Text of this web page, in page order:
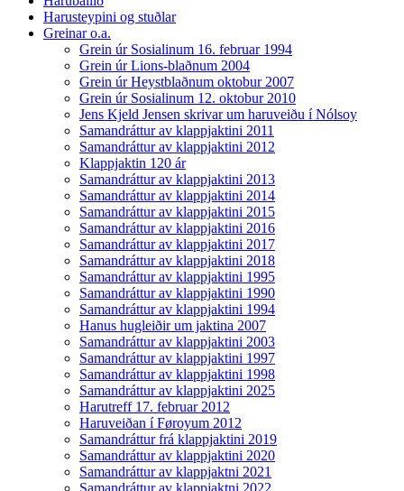
Harusteypini og stuðlar
Greinar o.a.
Grein úr Sosialinum 16. februar 1994
Grein úr Lions-blaðnum 2004
Grein úr Heystblaðnum oktobur 2007
Grein úr Sosialinum 12. oktobur 2010
Jens Kjeld Jensen skrivar um haruveiðu í Nólsoy
Samandráttur av klappjaktini 2011
Samandráttur av klappjaktini 2012
Klappjaktin 120 ár
Samandráttur av klappjaktini 2013
Samandráttur av klappjaktini 2014
Samandráttur av klappjaktini 2015
Samandráttur av klappjaktini 2016
Samandráttur av klappjaktini 2017
Samandráttur av klappjaktini 2018
Samandráttur av klappjaktini 1995
Samandráttur av klappjaktini 1990
Samandráttur av klappjaktini 1994
Hanus hugleiðir um jaktina 2007
Samandráttur av klappjaktini 2003
Samandráttur av klappjaktini 1997
Samandráttur av klappjaktini 1998
Samandráttur av klappjaktini 2025
Harutreff 17. februar 2012
Haruveiðan í Føroyum 2012
Samandráttur frá klappjaktini 2019
Samandráttur av klappjaktini 2020
Samandráttur av klappjaktni 2021
Samandráttur av klappjaktni 2022